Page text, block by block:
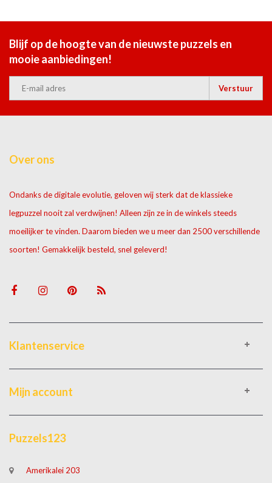
Blijf op de hoogte van de nieuwste puzzels en
mooie aanbiedingen!
Verstuur
Over ons
Ondanks de digitale evolutie, geloven wij sterk dat de klassieke
legpuzzel nooit zal verdwijnen! Alleen zijn ze in de winkels steeds
moeilijker te vinden. Daarom bieden we u meer dan 2500 verschillende
soorten! Gemakkelijk besteld, snel geleverd!
Klantenservice
Mijn account
Puzzels123
Amerikalei 203